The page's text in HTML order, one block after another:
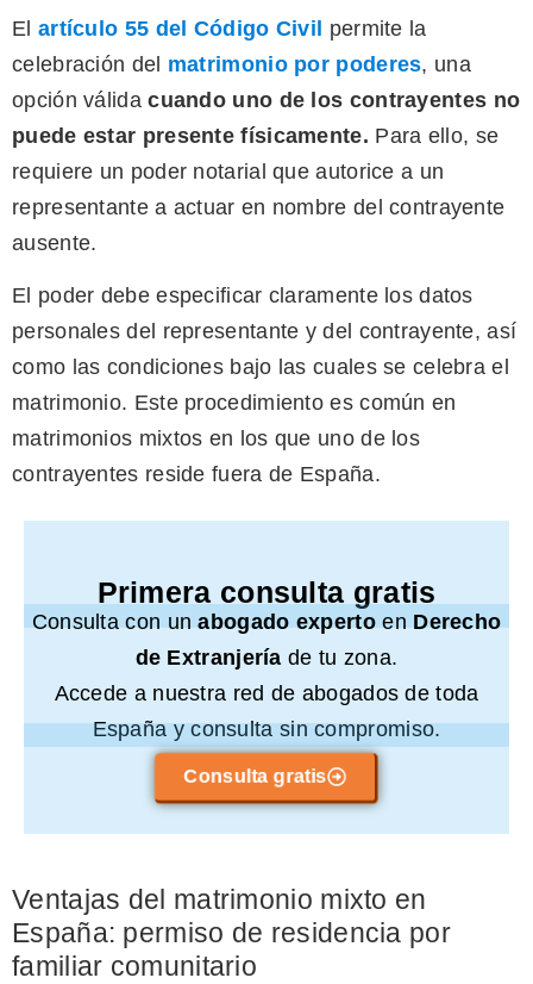
El artículo 55 del Código Civil permite la
celebración del matrimonio por poderes, una
opción válida cuando uno de los contrayentes no
puede estar presente físicamente. Para ello, se
requiere un poder notarial que autorice a un
representante a actuar en nombre del contrayente
ausente.
El poder debe especificar claramente los datos
personales del representante y del contrayente, así
como las condiciones bajo las cuales se celebra el
matrimonio. Este procedimiento es común en
matrimonios mixtos en los que uno de los
contrayentes reside fuera de España.
Primera consulta gratis
Consulta con unabogado expertoenDerecho
de Extranjeríade tu zona.
Accede a nuestra red de abogados de toda
España y consulta sin compromiso.
Consulta gratis
Ventajas del matrimonio mixto en
España: permiso de residencia por
familiar comunitario